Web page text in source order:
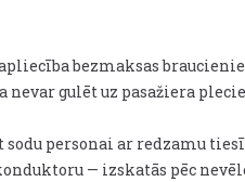
bezmaksas
nevar gulēt uz pasažiera
personai ar redzamu
— izskatās pēc